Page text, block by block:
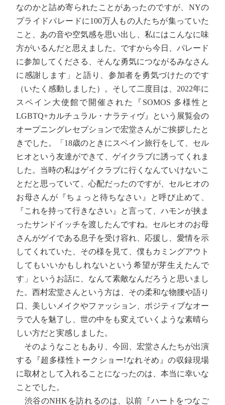
なのかと詰め寄られたことがあったのですが、NYの
プライドパレードに100万人もの人たちが集っていた
こと、あの音や空気感を思い出し、私にはこんなに味
方がいるんだと思えました。ですから今日、パレード
に参加してくださる、そんな勇気につながるみなさん
に感謝します」と語り、参加者を勇気づけたのです
（いたく感動しました）。そして二度目は、2022年に
スペイン大使館で開催された『SOMOS 多様性と
LGBTQ+カルチュラル・ナラティヴ』という展覧会の
オープニングレセプションで宏堂さんがご挨拶したと
きでした。「18歳のときにスペイン旅行をして、セル
ヒオという友達ができて、ゲイクラブに誘ってくれま
した。当時の私はゲイクラブに行くなんていけないこ
とだと思っていて、心配だったのですが、セルヒオの
お母さんが『ちょっと待ちなさい』と呼び止めて、
『これを持って行きなさい』と言って、ハモンが挟ま
ったサンドイッチを渡したんですね。セルヒオのお母
さんがゲイである息子を受け容れ、応援し、愛情を示
してくれていた、その様を見て、僕もカミングアウト
してもいいかもしれないという希望が芽生えたんで
す」というお話に、なんて素敵なんだろうと思いまし
た。西村宏堂さんという方は、その柔和な物腰や語り
口、美しいメイクやファッション、ポジティブなオー
ラで人を魅了し、世の中をも変えていくような素晴ら
しい方だと実感しました。
そのようなこともあり、今回、宏堂さんたちが出演
する『超多様性トークショー!なれそめ』の収録現場
に取材として入れることになったのは、本当に幸いな
ことでした。
渋谷のNHKを訪れるのは、以前『ハートをつなご